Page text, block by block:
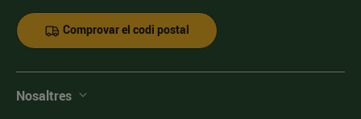
Comprovar el codi postal
Nosaltres